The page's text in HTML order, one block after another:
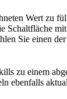
Wert zu
Schaltfläche
Sie einen
zu einem
ebenfalls